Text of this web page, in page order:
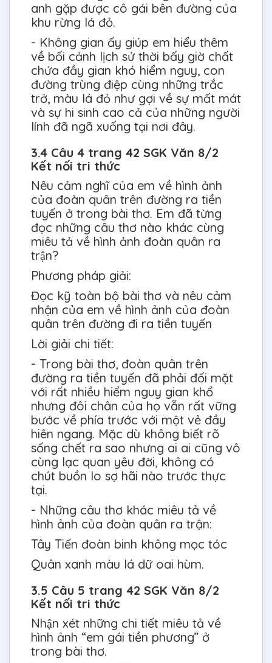
anh gặp được cô gái bên đường của
khu rừng lá đỏ.
- Không gian ấy giúp em hiểu thêm
về bối cảnh lịch sử thời bấy giờ chất
chứa đầy gian khó hiểm nguy, con
đường trùng điệp cùng những trắc
trở, màu lá đỏ như gợi về sự mất mát
và sự hi sinh cao cả của những người
lính đã ngã xuống tại nơi đây.
3.4 Câu 4 trang 42 SGK Văn 8/2
Kết nối tri thức
Nêu cảm nghĩ của em về hình ảnh
của đoàn quân trên đường ra tiền
tuyến ở trong bài thơ. Em đã từng
đọc những câu thơ nào khác cùng
miêu tả về hình ảnh đoàn quân ra
trận?
Phương pháp giải:
Đọc kỹ toàn bộ bài thơ và nêu cảm
nhận của em về hình ảnh của đoàn
quân trên đường đi ra tiền tuyến
Lời giải chi tiết:
- Trong bài thơ, đoàn quân trên
đường ra tiền tuyến đã phải đối mặt
với rất nhiều hiểm nguy gian khổ
nhưng đôi chân của họ vẫn rất vững
bước về phía trước với một vẻ đầy
hiên ngang. Mặc dù không biết rõ
sống chết ra sao nhưng ai ai cũng vô
cùng lạc quan yêu đời, không có
chút buồn lo sợ hãi nào trước thực
tại.
- Những câu thơ khác miêu tả về
hình ảnh của đoàn quân ra trận:
Tây Tiến đoàn binh không mọc tóc
Quân xanh màu lá dữ oai hùm.
3.5 Câu 5 trang 42 SGK Văn 8/2
Kết nối tri thức
Nhận xét những chi tiết miêu tả về
hình ảnh “em gái tiền phương” ở
trong bài thơ.